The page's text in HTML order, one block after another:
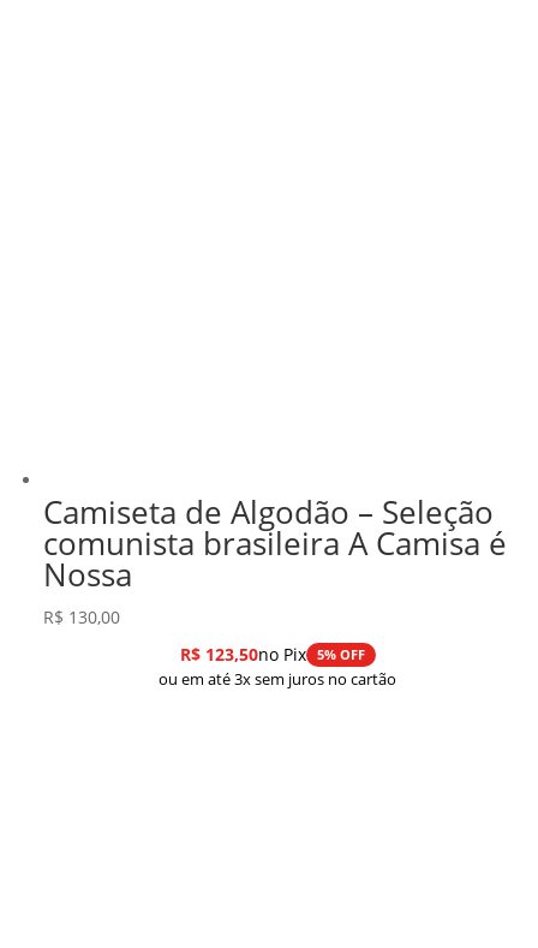
Camiseta de Algodão – Seleção
comunista brasileira A Camisa é
Nossa
R$ 130,00
R$123,50no Pix 5% OFF
ou em até 3x sem juros no cartão